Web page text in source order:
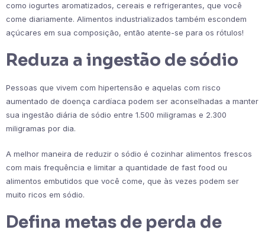
como iogurtes aromatizados, cereais e refrigerantes, que você
come diariamente. Alimentos industrializados também escondem
açúcares em sua composição, então atente-se para os rótulos!
Reduza a ingestão de sódio
Pessoas que vivem com hipertensão e aquelas com risco
aumentado de doença cardíaca podem ser aconselhadas a manter
sua ingestão diária de sódio entre 1.500 miligramas e 2.300
miligramas por dia.
A melhor maneira de reduzir o sódio é cozinhar alimentos frescos
com mais frequência e limitar a quantidade de fast food ou
alimentos embutidos que você come, que às vezes podem ser
muito ricos em sódio.
Defina metas de perda de